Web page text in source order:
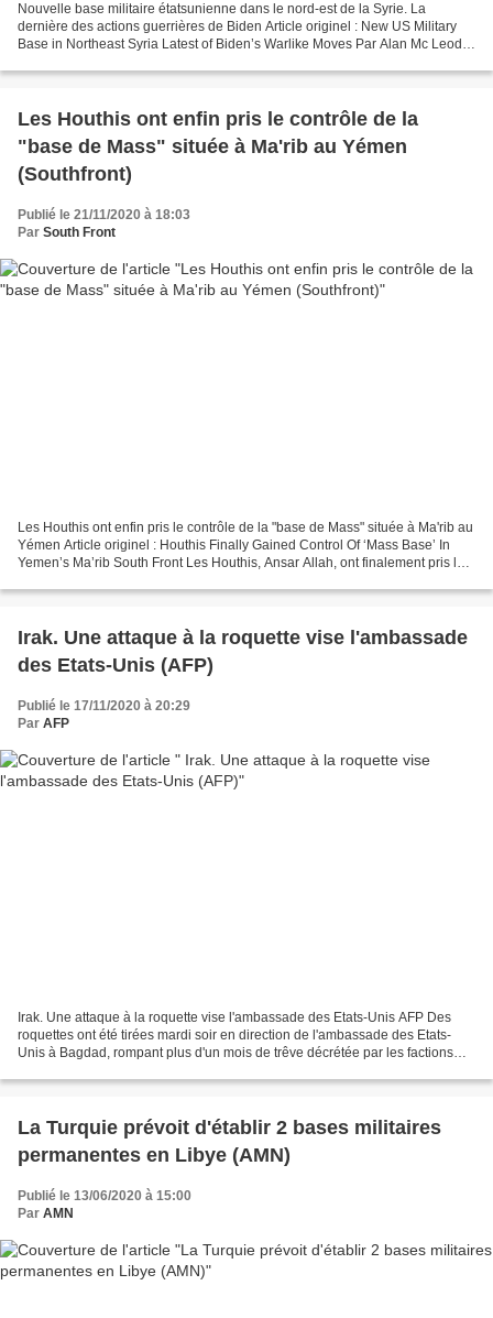
Nouvelle base militaire étatsunienne dans le nord-est de la Syrie. La
dernière des actions guerrières de Biden Article originel : New US Military
Base in Northeast Syria Latest of Biden’s Warlike Moves Par Alan Mc Leod
Les Houthis ont enfin pris le contrôle de la
"base de Mass" située à Ma'rib au Yémen
(Southfront)
Publié le 21/11/2020 à 18:03
Par South Front
Les Houthis ont enfin pris le contrôle de la "base de Mass" située à Ma'rib au
Yémen Article originel : Houthis Finally Gained Control Of ‘Mass Base’ In
Yemen’s Ma’rib South Front Les Houthis, Ansar Allah, ont finalement pris le
Irak. Une attaque à la roquette vise l'ambassade
des Etats-Unis (AFP)
Publié le 17/11/2020 à 20:29
Par AFP
Irak. Une attaque à la roquette vise l'ambassade des Etats-Unis AFP Des
roquettes ont été tirées mardi soir en direction de l'ambassade des Etats-
Unis à Bagdad, rompant plus d'un mois de trêve décrétée par les factions
La Turquie prévoit d'établir 2 bases militaires
permanentes en Libye (AMN)
Publié le 13/06/2020 à 15:00
Par AMN